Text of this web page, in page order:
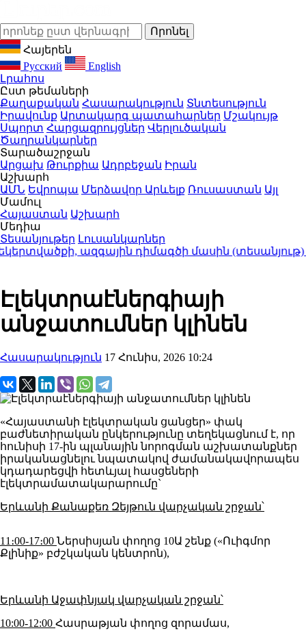
Հայերեն
Русский
English
Լրահոս
Ըստ թեմաների
Քաղաքական Հասարակություն Տնտեսություն
Իրավունք Արտակարգ պատահարներ Մշակույթ
Սպորտ Հարցազրույցներ Վերլուծական
Ծաղրանկարներ
Տարածաշրջան
Արցախ Թուրքիա Ադրբեջան Իրան
Աշխարհ
ԱՄՆ Եվրոպա Մերձավոր Արևելք Ռուսաստան Այլ
Մամուլ
Հայաստան Աշխարհ
Մեդիա
Տեսանյութեր Լուսանկարներ
ազգային դիմագծի մասին (տեսանյութ)21:20
Էլեկտրաէներգիայի
անջատումներ կլինեն
Հասարակություն 17 Հունիս, 2026 10:24
«Հայաստանի էլեկտրական ցանցեր» փակ
բաժնետիրական ընկերությունը տեղեկացնում է, որ
հունիսի 17-ին պլանային նորոգման աշխատանքներ
իրականացնելու նպատակով ժամանակավորապես
կդադարեցվի հետևյալ հասցեների
էլեկտրամատակարարումը`
Երևանի Քանաքեռ Զեյթուն վարչական շրջան՝
11։00-17։00 Ներսիսյան փողոց 10Ա շենք («Ուիգմոր
Քլինիք» բժշկական կենտրոն),
Երևանի Աջափնյակ վարչական շրջան՝
10:00-12:00 Հասրաթյան փողոց զորամաս,